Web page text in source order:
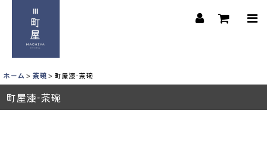
ホーム >茶碗> 町屋漆-茶碗
町屋漆-茶碗